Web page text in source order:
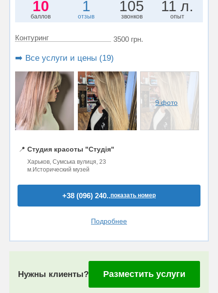
10
баллов
1
отзыв
105
звонков
11 л.
опыт
Контуринг 3500 грн.
➡️ Все услуги и цены (19)
9 фото
📍 Студия красоты "Студія"
Харьков, Сумська вулиця, 23
м.Исторический музей
+38 (096) 240..показать номер
Подробнее
Нужны клиенты? Разместить услуги